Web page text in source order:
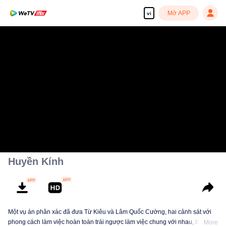
vi Mở APP
Huyền Kính
Một vụ án phân xác đã đưa Từ Kiêu và Lâm Quốc Cường, hai cảnh sát với
phong cách làm việc hoàn toàn trái ngược làm việc chung với nhau, tạo
More